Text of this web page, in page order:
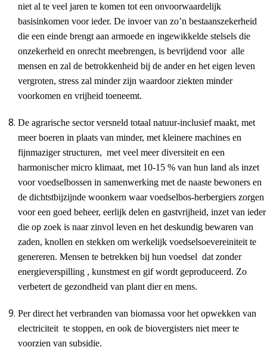
niet al te veel jaren te komen tot een onvoorwaardelijk
basisinkomen voor ieder. De invoer van zo’n bestaanszekerheid
die een einde brengt aan armoede en ingewikkelde stelsels die
onzekerheid en onrecht meebrengen, is bevrijdend voor alle
mensen en zal de betrokkenheid bij de ander en het eigen leven
vergroten, stress zal minder zijn waardoor ziekten minder
voorkomen en vrijheid toeneemt.
De agrarische sector versneld totaal natuur-inclusief maakt, met
meer boeren in plaats van minder, met kleinere machines en
fijnmaziger structuren, met veel meer diversiteit en een
harmonischer micro klimaat, met 10-15 % van hun land als inzet
voor voedselbossen in samenwerking met de naaste bewoners en
de dichtstbijzijnde woonkern waar voedselbos-herbergiers zorgen
voor een goed beheer, eerlijk delen en gastvrijheid, inzet van ieder
die op zoek is naar zinvol leven en het deskundig bewaren van
zaden, knollen en stekken om werkelijk voedselsoevereiniteit te
genereren. Mensen te betrekken bij hun voedsel dat zonder
energieverspilling , kunstmest en gif wordt geproduceerd. Zo
verbetert de gezondheid van plant dier en mens.
Per direct het verbranden van biomassa voor het opwekken van
electriciteit te stoppen, en ook de biovergisters niet meer te
voorzien van subsidie.